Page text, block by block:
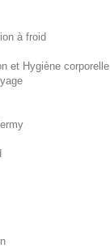
à froid
et Hygiène corporelle